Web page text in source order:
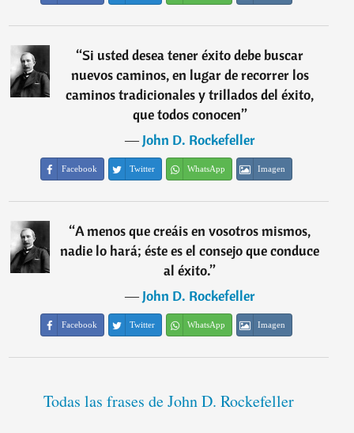
“Si usted desea tener éxito debe buscar
nuevos caminos, en lugar de recorrer los
caminos tradicionales y trillados del éxito,
que todos conocen”
―John D. Rockefeller
Facebook Twitter WhatsApp Imagen
“A menos que creáis en vosotros mismos,
nadie lo hará; éste es el consejo que conduce
al éxito.”
―John D. Rockefeller
Facebook Twitter WhatsApp Imagen
Todas las frases de John D. Rockefeller